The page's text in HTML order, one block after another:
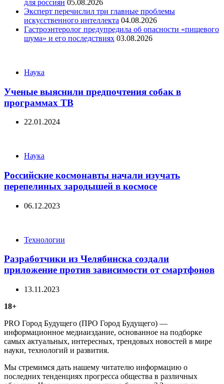
для россиян 05.08.2026
Эксперт перечислил три главные проблемы
искусственного интеллекта 04.08.2026
Гастроэнтеролог предупредила об опасности «пищевого
шума» и его последствиях 03.08.2026
Categories
Наука
Ученые выяснили предпочтения собак в
программах ТВ
22.01.2024
Categories
Наука
Российские космонавты начали изучать
перепелиных зародышей в космосе
06.12.2023
CategoriesТехнологии
Разработчики из Челябинска создали
приложение против зависимости от смартфонов
13.11.2023
18+
PRO Город Будущего (ПРО Город Будущего) —
информационное медиаиздание, основанное на подборке
самых актуальных, интересных, трендовых новостей в мире
науки, технологий и развития.
Мы стремимся дать нашему читателю информацию о
последних тенденциях прогресса общества в различных